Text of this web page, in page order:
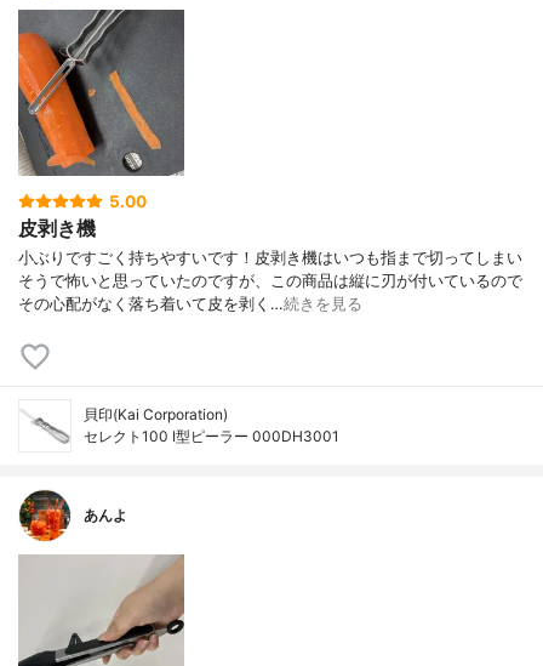
5.00
皮剥き機
小ぶりですごく持ちやすいです！皮剥き機はいつも指まで切ってしまい
そうで怖いと思っていたのですが、この商品は縦に刃が付いているので
その心配がなく落ち着いて皮を剥く…続きを見る
貝印(Kai Corporation)
セレクト100 I型ピーラー 000DH3001
あんよ